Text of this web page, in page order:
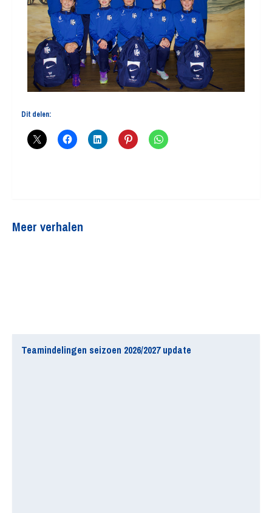
Dit delen:
Meer verhalen
Teamindelingen seizoen 2026/2027 update